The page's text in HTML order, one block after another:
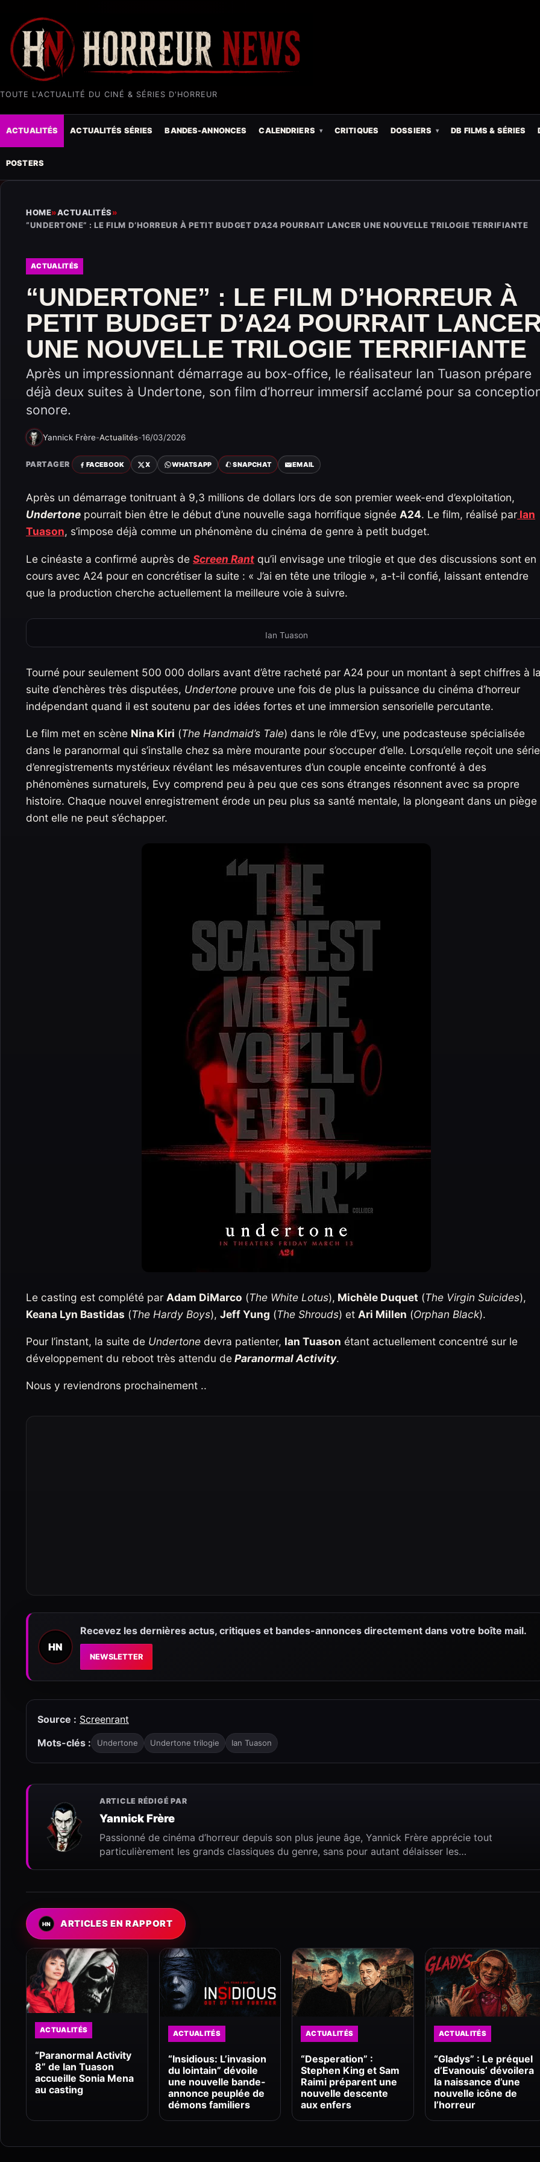
TOUTE L'ACTUALITÉ DU CINÉ & SÉRIES D'HORREUR
ACTUALITÉS ACTUALITÉS SÉRIES BANDES-ANNONCES CALENDRIERS CRITIQUES DOSSIERS DB FILMS & SÉRIES
POSTERS
HOME»ACTUALITÉS»
“UNDERTONE” : LE FILM D’HORREUR À PETIT BUDGET D’A24 POURRAIT LANCER UNE NOUVELLE TRILOGIE TERRIFIANTE
ACTUALITÉS
“UNDERTONE” : LE FILM D’HORREUR À
PETIT BUDGET D’A24 POURRAIT
UNE NOUVELLE TRILOGIE TERRIFIANTE
Après un impressionnant démarrage au box-office, le réalisateur Ian Tuason prépare
déjà deux suites à Undertone, son film d’horreur immersif acclamé pour sa
sonore.
Yannick Frère-Actualités-16/03/2026
PARTAGER FACEBOOK X WHATSAPP SNAPCHAT EMAIL
Après un démarrage tonitruant à 9,3 millions de dollars lors de son premier week-end d’exploitation,
Undertone pourrait bien être le début d’une nouvelle saga horrifique signée A24. Le film, réalisé par Ian
Tuason, s’impose déjà comme un phénomène du cinéma de genre à petit budget.
Le cinéaste a confirmé auprès de Screen Rant qu’il envisage une trilogie et que des discussions sont en
cours avec A24 pour en concrétiser la suite : « J’ai en tête une trilogie », a-t-il confié, laissant entendre
que la production cherche actuellement la meilleure voie à suivre.
Ian Tuason
Tourné pour seulement 500 000 dollars avant d’être racheté par A24 pour un montant à sept chiffres à
suite d’enchères très disputées, Undertone prouve une fois de plus la puissance du cinéma d’horreur
indépendant quand il est soutenu par des idées fortes et une immersion sensorielle percutante.
Le film met en scène Nina Kiri (The Handmaid’s Tale) dans le rôle d’Evy, une podcasteuse spécialisée
dans le paranormal qui s’installe chez sa mère mourante pour s’occuper d’elle. Lorsqu’elle reçoit une série
d’enregistrements mystérieux révélant les mésaventures d’un couple enceinte confronté à des
phénomènes surnaturels, Evy comprend peu à peu que ces sons étranges résonnent avec sa propre
histoire. Chaque nouvel enregistrement érode un peu plus sa santé mentale, la plongeant dans un piège
dont elle ne peut s’échapper.
Le casting est complété par Adam DiMarco (The White Lotus), Michèle Duquet (The Virgin Suicides),
Keana Lyn Bastidas (The Hardy Boys), Jeff Yung (The Shrouds) et Ari Millen (Orphan Black).
Pour l’instant, la suite de Undertone devra patienter, Ian Tuason étant actuellement concentré sur le
développement du reboot très attendu deParanormal Activity.
Nous y reviendrons prochainement ..
HN
Recevez les dernières actus, critiques et bandes-annonces directement dans votre boîte mail.
NEWSLETTER
Source : Screenrant
Mots-clés :
Undertone Undertone trilogie Ian Tuason
ARTICLE RÉDIGÉ PAR
Yannick Frère
Passionné de cinéma d’horreur depuis son plus jeune âge, Yannick Frère apprécie tout
particulièrement les grands classiques du genre, sans pour autant délaisser les…
ARTICLES EN RAPPORT
ACTUALITÉS
“Paranormal Activity
8” de Ian Tuason
accueille Sonia Mena
au casting
ACTUALITÉS
“Insidious: L’invasion
du lointain” dévoile
une nouvelle bande-
annonce peuplée de
démons familiers
ACTUALITÉS
“Desperation” :
Stephen King et Sam
Raimi préparent une
nouvelle descente
aux enfers
ACTUALITÉS
“Gladys” : Le préquel
d’Evanouis’ dévoilera
la naissance d’une
nouvelle icône de
l’horreur